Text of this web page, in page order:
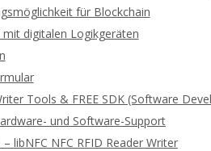
für Blockchain
digitalen Logikgeräten
Tools & FREE SDK (Software
und Software-Support
libNFC NFC RFID Reader Writer